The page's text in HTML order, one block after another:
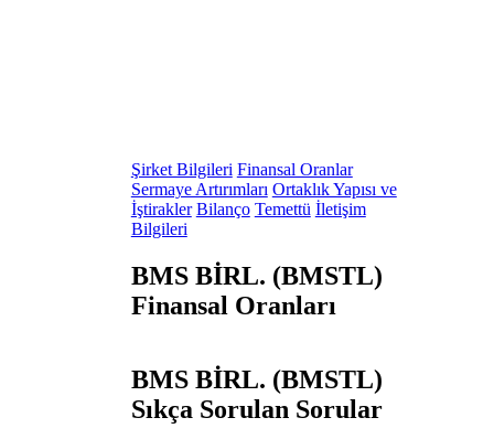
Şirket Bilgileri Finansal Oranlar
Sermaye Artırımları Ortaklık Yapısı ve
İştirakler Bilanço Temettü İletişim
Bilgileri
BMS BİRL. (BMSTL)
Finansal Oranları
BMS BİRL. (BMSTL)
Sıkça Sorulan Sorular